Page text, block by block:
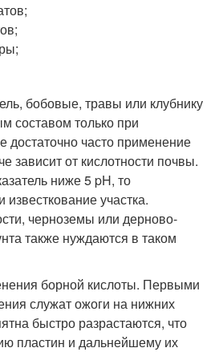
бобовые, травы или клубнику
составом только при
достаточно часто применение
зависит от кислотности почвы.
ниже 5 pH, то
участка.
черноземы или дерново-
также нуждаются в таком
борной кислоты. Первыми
служат ожоги на нижних
быстро разрастаются, что
пластин и дальнейшему их